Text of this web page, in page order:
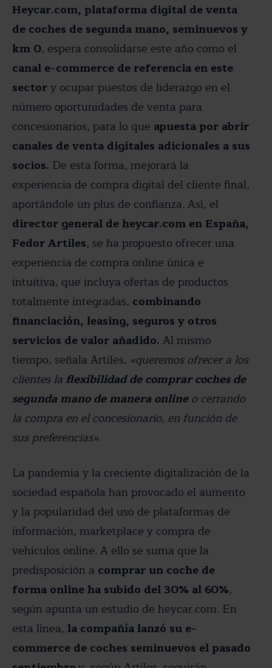
Heycar.com, plataforma digital de venta
de coches de segunda mano, seminuevos y
km 0, espera consolidarse este año como el
canal e-commerce de referencia en este
sectory ocupar puestos de liderazgo en el
número oportunidades de venta para
concesionarios, para lo que apuesta por abrir
canales de venta digitales adicionales a sus
socios. De esta forma, mejorará la
experiencia de compra digital del cliente final,
aportándole un plus de confianza. Así, el
director general de heycar.com en España,
Fedor Artiles, se ha propuesto ofrecer una
experiencia de compra online única e
intuitiva, que incluya ofertas de productos
totalmente integradas, combinando
financiación, leasing, seguros y otros
servicios de valor añadido. Al mismo
tiempo, señala Artiles, «queremos ofrecer a los
clientes la flexibilidad de comprar coches de
segunda mano de manera onlineo cerrando
la compra en el concesionario, en función de
sus preferencias».
La pandemia y la creciente digitalización de la
sociedad española han provocado el aumento
y la popularidad del uso de plataformas de
información, marketplace y compra de
vehículos online. A ello se suma que la
predisposición a comprar un coche de
forma online ha subido del 30% al 60%,
según apunta un estudio de heycar.com. En
esta línea, la compañía lanzó su e-
commerce de coches seminuevos el pasado